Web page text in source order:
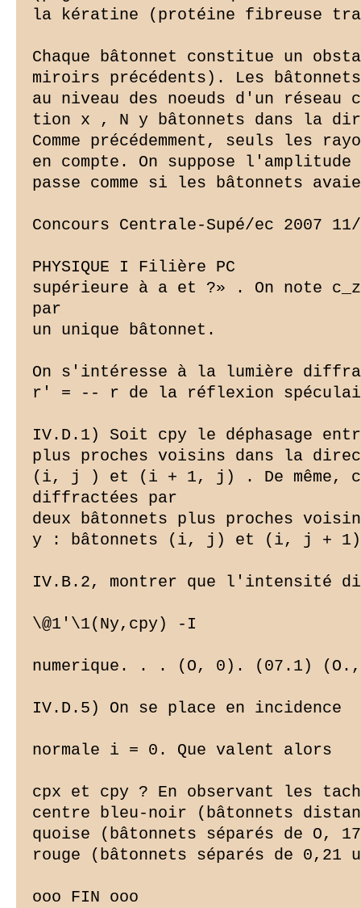
la kératine (protéine fibreuse
Chaque bâtonnet constitue un
miroirs précédents). Les
au niveau des noeuds d'un
tion x , N y bâtonnets dans la
Comme précédemment, seuls les
en compte. On suppose
passe comme si les bâtonnets
Concours Centrale-Supé/ec 2007
PHYSIQUE I Filière PC
supérieure à a et ?» . On note
par
un unique bâtonnet.
On s'intéresse à la lumière
r' = -- r de la réflexion
IV.D.1) Soit cpy le déphasage
plus proches voisins dans la
(i, j ) et (i + 1, j) . De même,
diffractées par
deux bâtonnets plus proches
y : bâtonnets (i, j) et (i, j + 1).
IV.B.2, montrer que l'intensité
\@1'\1(Ny,cpy) -I
numerique. . . (O, 0). (07.1) (O.,
IV.D.5) On se place en incidence
normale i = 0. Que valent alors
cpx et cpy ? En observant les
centre bleu-noir (bâtonnets
quoise (bâtonnets séparés de O,
rouge (bâtonnets séparés de
ooo FIN ooo